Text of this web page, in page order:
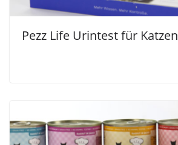
Pezz Life Urintest für Katzen